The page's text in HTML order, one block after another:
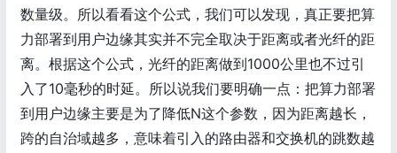
数量级。所以看看这个公式，我们可以发现，真正要把算
力部署到用户边缘其实并不完全取决于距离或者光纤的距
离。根据这个公式，光纤的距离做到1000公里也不过引
入了10毫秒的时延。所以说我们要明确一点：把算力部署
到用户边缘主要是为了降低N这个参数，因为距离越长，
跨的自治域越多，意味着引入的路由器和交换机的跳数越